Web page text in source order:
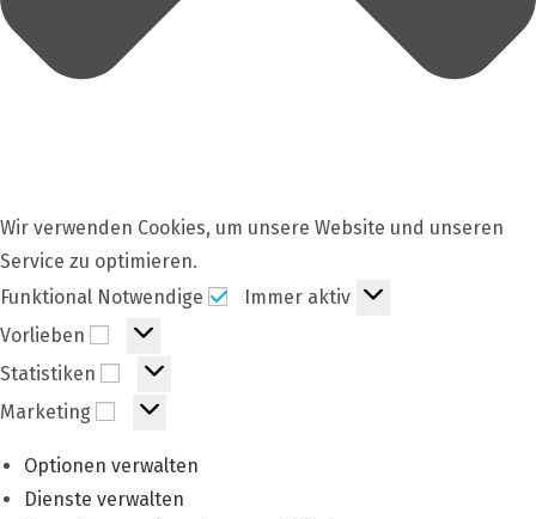
Wir verwenden Cookies, um unsere Website und unseren
Service zu optimieren.
Funktional Notwendige
Funktional
Immer aktiv
Vorlieben
Vorlieben
Statistiken Statistiken
Marketing Marketing
Optionen verwalten
Dienste verwalten